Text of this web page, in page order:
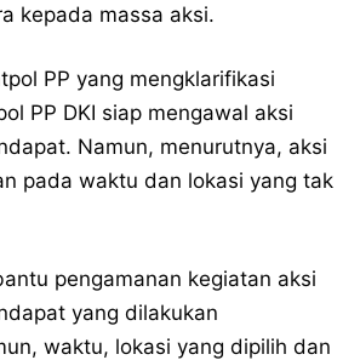
kepada massa aksi.
PP yang mengklarifikasi
PP DKI siap mengawal aksi
Namun, menurutnya, aksi
pada waktu dan lokasi yang tak
pengamanan kegiatan aksi
yang dilakukan
waktu, lokasi yang dipilih dan